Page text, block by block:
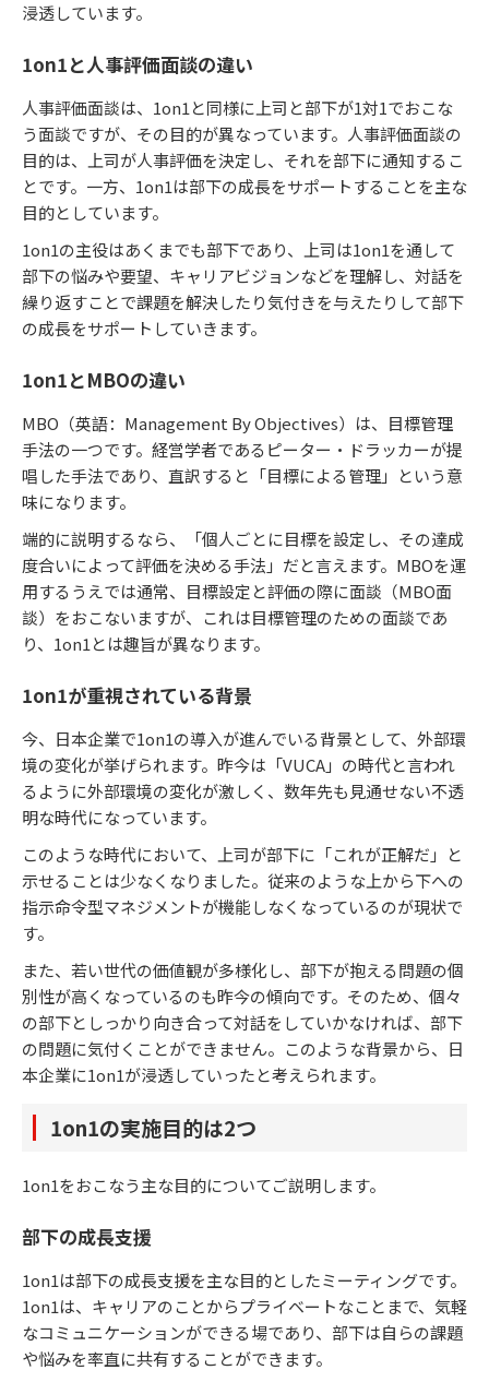
浸透しています。
1on1と人事評価面談の違い
人事評価面談は、1on1と同様に上司と部下が1対1でおこな
う面談ですが、その目的が異なっています。人事評価面談の
目的は、上司が人事評価を決定し、それを部下に通知するこ
とです。一方、1on1は部下の成長をサポートすることを主な
目的としています。
1on1の主役はあくまでも部下であり、上司は1on1を通して
部下の悩みや要望、キャリアビジョンなどを理解し、対話を
繰り返すことで課題を解決したり気付きを与えたりして部下
の成長をサポートしていきます。
1on1とMBOの違い
MBO（英語：Management By Objectives）は、目標管理
手法の一つです。経営学者であるピーター・ドラッカーが提
唱した手法であり、直訳すると「目標による管理」という意
味になります。
端的に説明するなら、「個人ごとに目標を設定し、その達成
度合いによって評価を決める手法」だと言えます。MBOを運
用するうえでは通常、目標設定と評価の際に面談（MBO面
談）をおこないますが、これは目標管理のための面談であ
り、1on1とは趣旨が異なります。
1on1が重視されている背景
今、日本企業で1on1の導入が進んでいる背景として、外部環
境の変化が挙げられます。昨今は「VUCA」の時代と言われ
るように外部環境の変化が激しく、数年先も見通せない不透
明な時代になっています。
このような時代において、上司が部下に「これが正解だ」と
示せることは少なくなりました。従来のような上から下への
指示命令型マネジメントが機能しなくなっているのが現状で
す。
また、若い世代の価値観が多様化し、部下が抱える問題の個
別性が高くなっているのも昨今の傾向です。そのため、個々
の部下としっかり向き合って対話をしていかなければ、部下
の問題に気付くことができません。このような背景から、日
本企業に1on1が浸透していったと考えられます。
1on1の実施目的は2つ
1on1をおこなう主な目的についてご説明します。
部下の成長支援
1on1は部下の成長支援を主な目的としたミーティングです。
1on1は、キャリアのことからプライベートなことまで、気軽
なコミュニケーションができる場であり、部下は自らの課題
や悩みを率直に共有することができます。